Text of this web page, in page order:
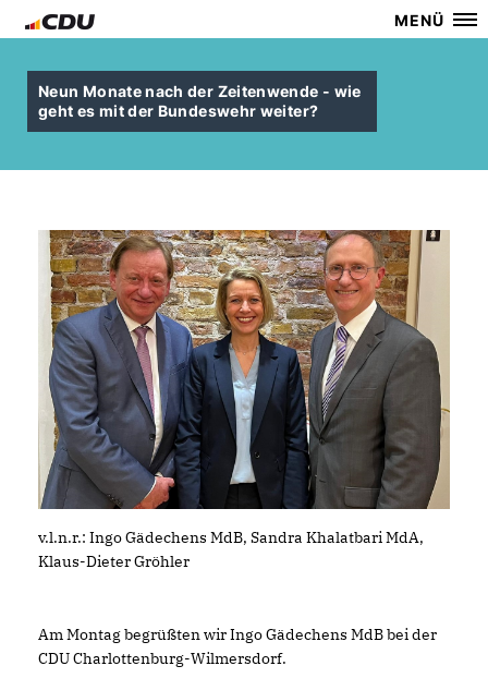
MENÜ
Neun Monate nach der Zeitenwende - wie
geht es mit der Bundeswehr weiter?
v.l.n.r.: Ingo Gädechens MdB, Sandra Khalatbari MdA,
Klaus-Dieter Gröhler
Am Montag begrüßten wir Ingo Gädechens MdB bei der
CDU Charlottenburg-Wilmersdorf.